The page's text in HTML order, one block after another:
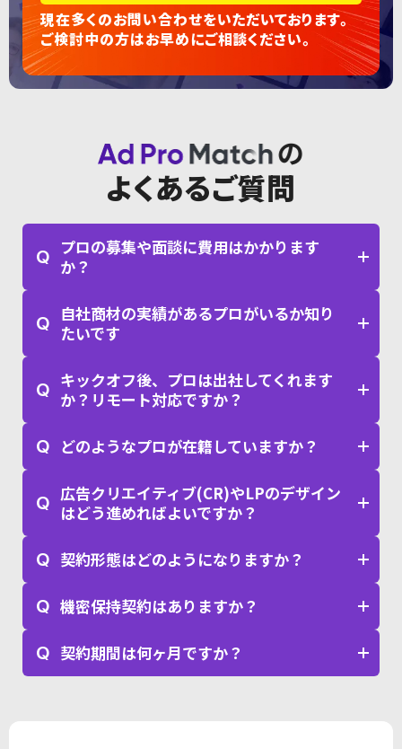
現在多くのお問い合わせをいただいております。
ご検討中の方はお早めにご相談ください。
よくあるご質問
Q プロの募集や面談に費用はかかります
か？
Q 自社商材の実績があるプロがいるか知り
たいです
Q キックオフ後、プロは出社してくれます
か？リモート対応ですか？
Q どのようなプロが在籍していますか？
Q 広告クリエイティブ(CR)やLPのデザイン
はどう進めればよいですか？
Q 契約形態はどのようになりますか？
Q 機密保持契約はありますか？
Q 契約期間は何ヶ月ですか？